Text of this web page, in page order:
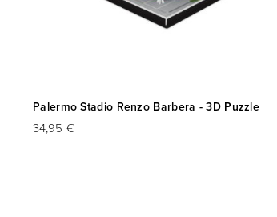
Palermo Stadio Renzo Barbera - 3D Puzzle
34,95 €